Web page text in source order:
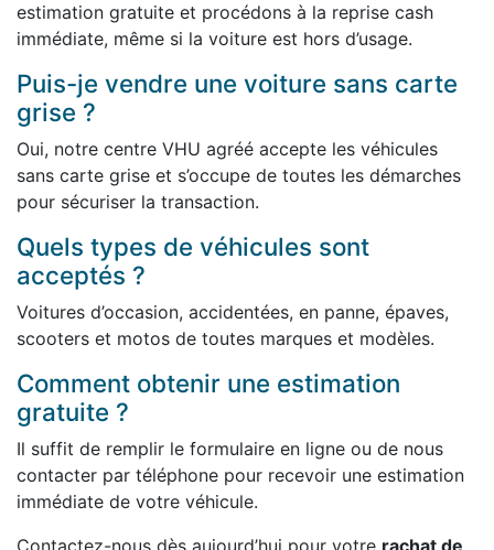
estimation gratuite et procédons à la reprise cash
immédiate, même si la voiture est hors d’usage.
Puis-je vendre une voiture sans carte
grise ?
Oui, notre centre VHU agréé accepte les véhicules
sans carte grise et s’occupe de toutes les démarches
pour sécuriser la transaction.
Quels types de véhicules sont
acceptés ?
Voitures d’occasion, accidentées, en panne, épaves,
scooters et motos de toutes marques et modèles.
Comment obtenir une estimation
gratuite ?
Il suffit de remplir le formulaire en ligne ou de nous
contacter par téléphone pour recevoir une estimation
immédiate de votre véhicule.